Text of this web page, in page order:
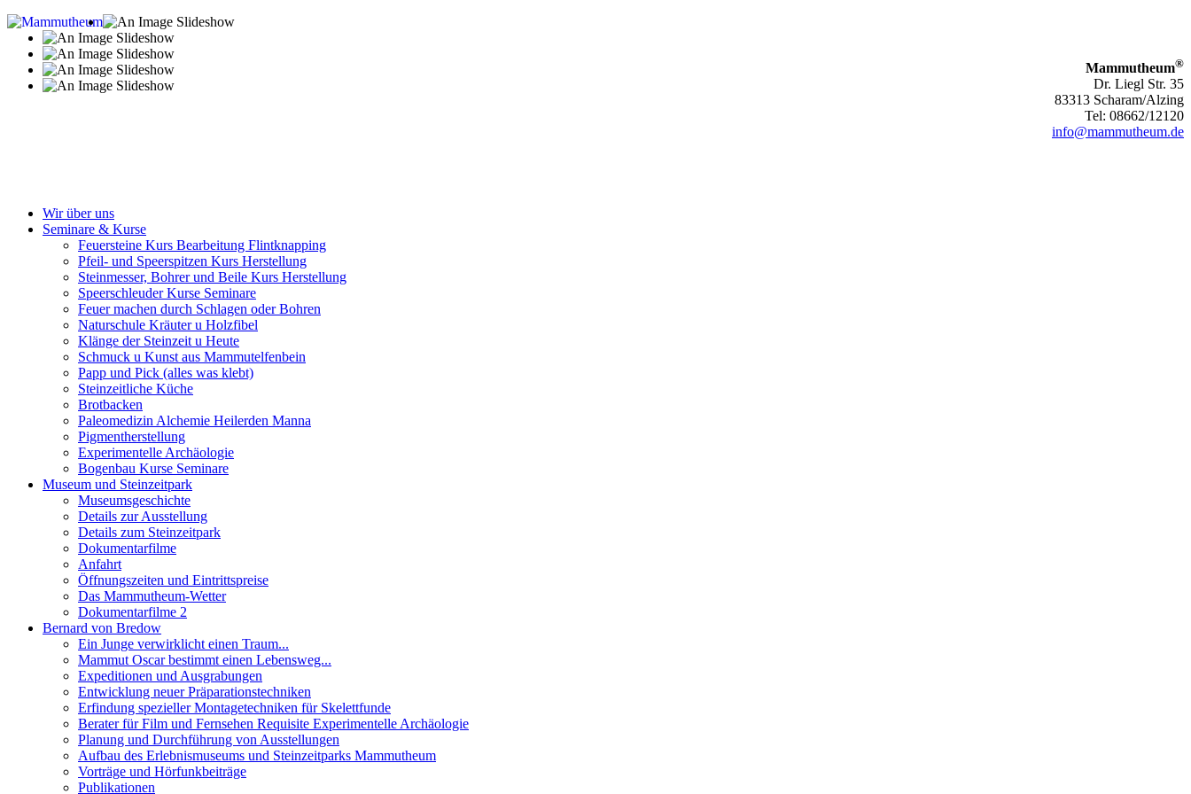
Mammutheum®
Dr. Liegl Str. 35
83313 Scharam/Alzing
Tel: 08662/12120
info@mammutheum.de
Wir über uns
Seminare & Kurse
Feuersteine Kurs Bearbeitung Flintknapping
Pfeil- und Speerspitzen Kurs Herstellung
Steinmesser, Bohrer und Beile Kurs Herstellung
Speerschleuder Kurse Seminare
Feuer machen durch Schlagen oder Bohren
Naturschule Kräuter u Holzfibel
Klänge der Steinzeit u Heute
Schmuck u Kunst aus Mammutelfenbein
Papp und Pick (alles was klebt)
Steinzeitliche Küche
Brotbacken
Paleomedizin Alchemie Heilerden Manna
Pigmentherstellung
Experimentelle Archäologie
Bogenbau Kurse Seminare
Museum und Steinzeitpark
Museumsgeschichte
Details zur Ausstellung
Details zum Steinzeitpark
Dokumentarfilme
Anfahrt
Öffnungszeiten und Eintrittspreise
Das Mammutheum-Wetter
Dokumentarfilme 2
Bernard von Bredow
Ein Junge verwirklicht einen Traum...
Mammut Oscar bestimmt einen Lebensweg...
Expeditionen und Ausgrabungen
Entwicklung neuer Präparationstechniken
Erfindung spezieller Montagetechniken für Skelettfunde
Berater für Film und Fernsehen Requisite Experimentelle Archäologie
Planung und Durchführung von Ausstellungen
Aufbau des Erlebnismuseums und Steinzeitparks Mammutheum
Vorträge und Hörfunkbeiträge
Publikationen